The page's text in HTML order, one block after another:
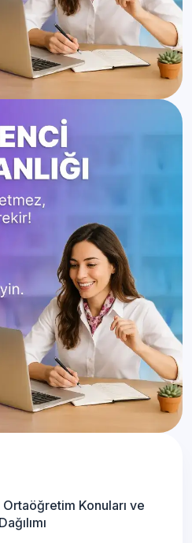
Ortaöğretim Konuları ve